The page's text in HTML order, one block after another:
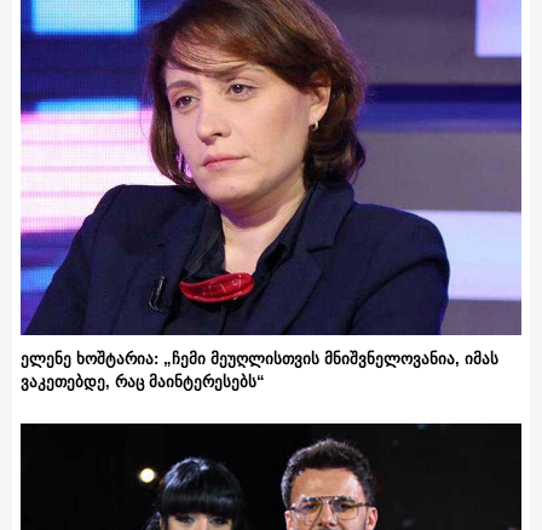
ელენე ხოშტარია: „ჩემი მეუღლისთვის მნიშვნელოვანია, იმას
ვაკეთებდე, რაც მაინტერესებს“